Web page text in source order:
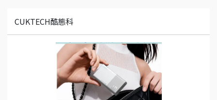
CUKTECH酷態科